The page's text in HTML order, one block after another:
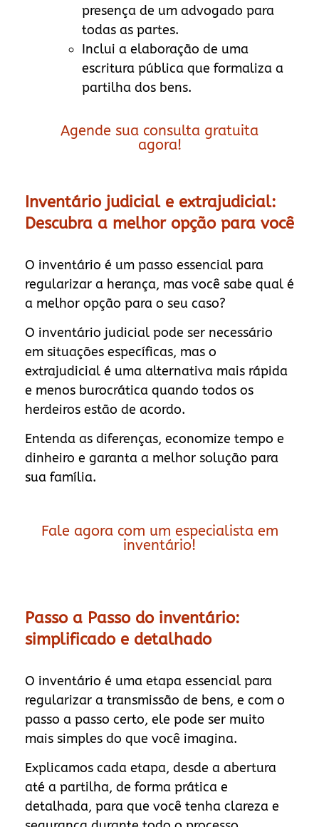
presença de um advogado para
todas as partes.
Inclui a elaboração de uma
escritura pública que formaliza a
partilha dos bens.
Agende sua consulta gratuita
agora!
Inventário judicial e extrajudicial:
Descubra a melhor opção para você
O inventário é um passo essencial para
regularizar a herança, mas você sabe qual é
a melhor opção para o seu caso?
O inventário judicial pode ser necessário
em situações específicas, mas o
extrajudicial é uma alternativa mais rápida
e menos burocrática quando todos os
herdeiros estão de acordo.
Entenda as diferenças, economize tempo e
dinheiro e garanta a melhor solução para
sua família.
Fale agora com um especialista em
inventário!
Passo a Passo do inventário:
simplificado e detalhado
O inventário é uma etapa essencial para
regularizar a transmissão de bens, e com o
passo a passo certo, ele pode ser muito
mais simples do que você imagina.
Explicamos cada etapa, desde a abertura
até a partilha, de forma prática e
detalhada, para que você tenha clareza e